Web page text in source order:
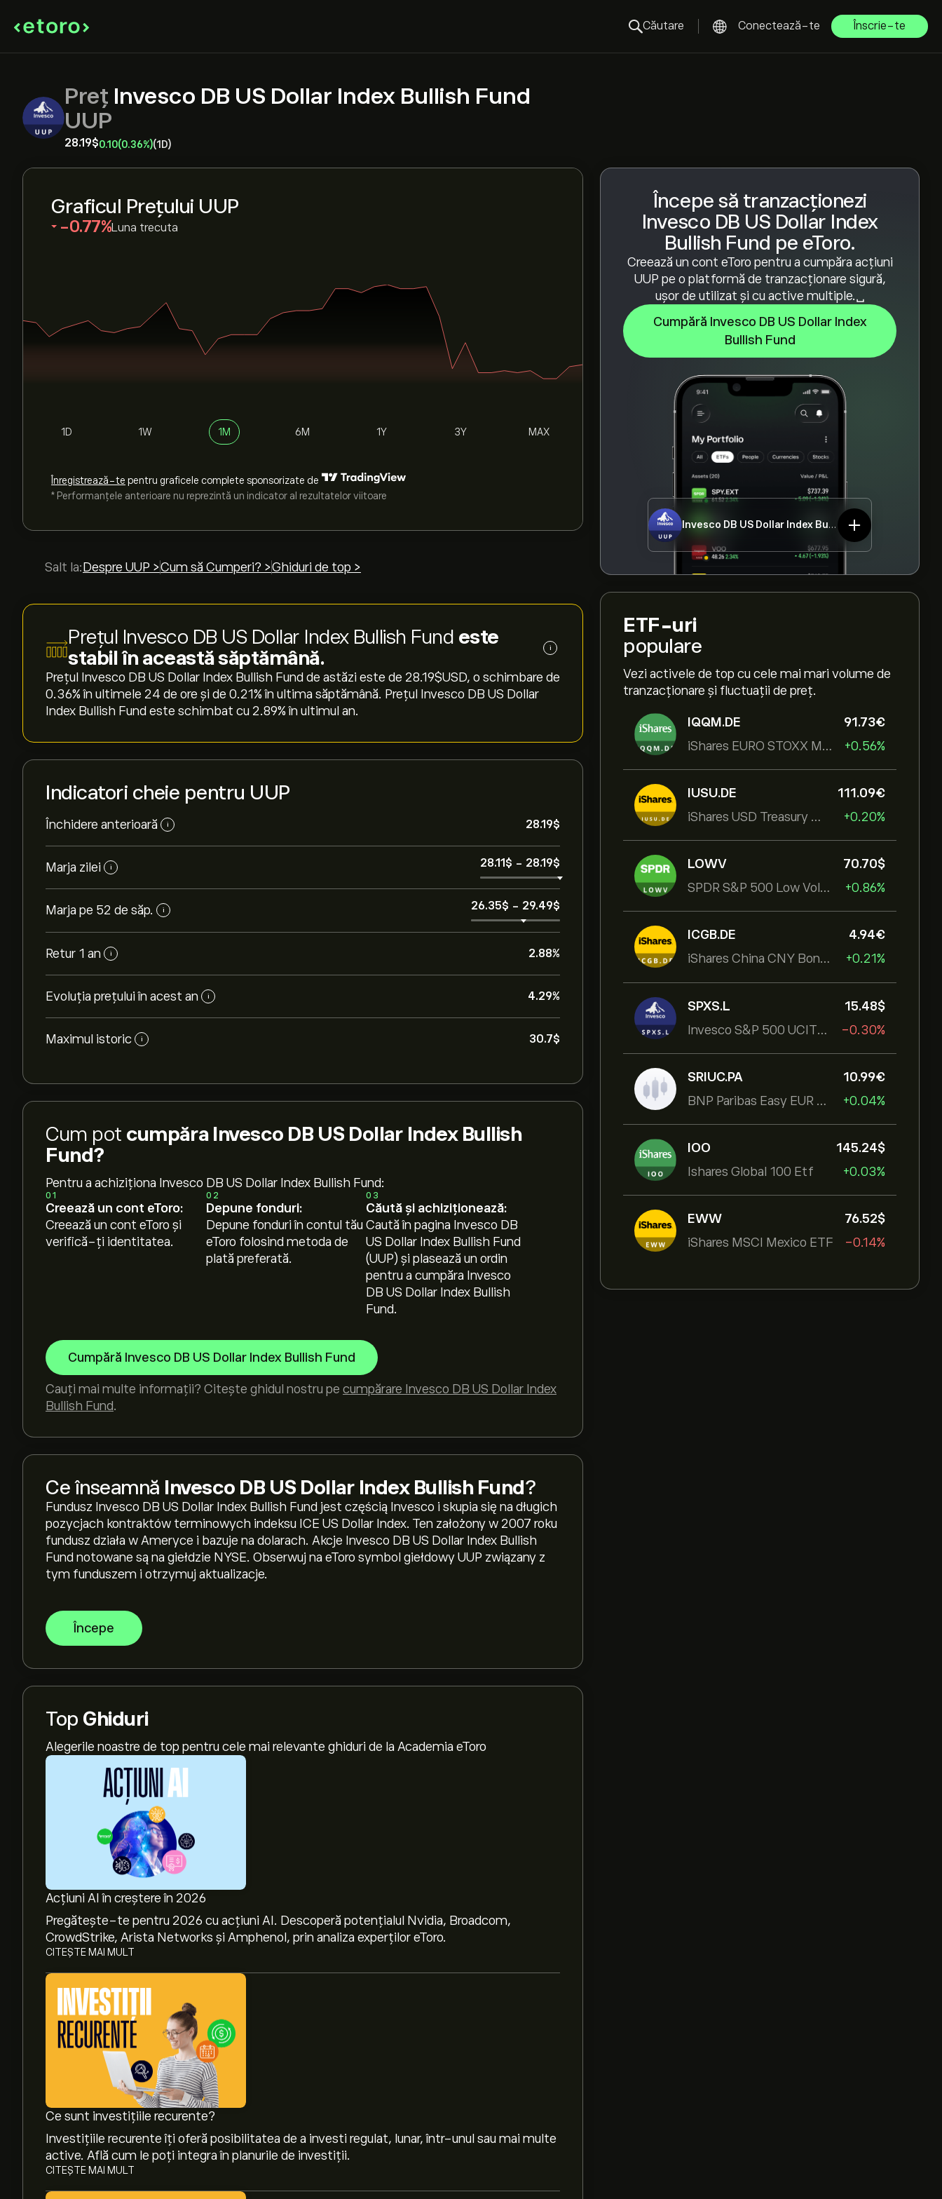
Căutare Conectează-te Înscrie-te
Preț Invesco DB US Dollar Index Bullish Fund
UUP
28.19‎$‎0.10(0.36%)(1D)
Începe să tranzacționezi
Invesco DB US Dollar Index
Bullish Fund pe eToro.
Creează un cont eToro pentru a cumpăra acțiuni
UUP pe o platformă de tranzacționare sigură,
ușor de utilizat și cu active multiple.␣
Cumpără Invesco DB US Dollar Index
Bullish Fund
Invesco DB US Dollar Index Bullish Fund
ETF-uri
populare
Vezi activele de top cu cele mai mari volume de
tranzacționare și fluctuații de preț.
IQQM.DE
iShares EURO STOXX Mid UCITS ETF
91.73‎€‎
+0.56%
IUSU.DE
iShares USD Treasury Bond 1-3yr UCITS ETF
111.09‎€‎
+0.20%
LOWV
SPDR S&P 500 Low Volatility UCITS ETF
70.70‎$‎
+0.86%
ICGB.DE
iShares China CNY Bond UCITS ETF
4.94‎€‎
+0.21%
SPXS.L
Invesco S&P 500 UCITS ETF
15.48‎$‎
-0.30%
SRIUC.PA
BNP Paribas Easy EUR Corp Bond SRI Fossil Free Ult
10.99‎€‎
+0.04%
IOO
Ishares Global 100 Etf
145.24‎$‎
+0.03%
EWW
iShares MSCI Mexico ETF
76.52‎$‎
-0.14%
Graficul Prețului UUP
‎-0.77‎ Luna trecuta
1D 1W 1M 6M 1Y 3Y MAX
Înregistrează-te pentru graficele complete sponsorizate de
* Performanțele anterioare nu reprezintă un indicator al rezultatelor viitoare
Salt la: Despre UUP >Cum să Cumperi? >Ghiduri de top >
Prețul Invesco DB US Dollar Index Bullish Fund este
stabil în această săptămână.
i
Prețul Invesco DB US Dollar Index Bullish Fund de astăzi este de 28.19‎$‎USD, o schimbare de
‎0.36‎% în ultimele 24 de ore și de ‎0.21‎% în ultima săptămână. Prețul Invesco DB US Dollar
Index Bullish Fund este schimbat cu ‎2.89‎% în ultimul an.
Indicatori cheie pentru UUP
Închidere anterioară i 28.19‎$‎
Marja zilei i 28.11‎$‎ - 28.19‎$‎
Marja pe 52 de săp. i 26.35‎$‎ - 29.49‎$‎
Retur 1 an i 2.88%
Evoluția prețului în acest an i 4.29%
Maximul istoric i 30.7‎$‎
Cum pot cumpăra Invesco DB US Dollar Index Bullish
Fund?
Pentru a achiziționa Invesco DB US Dollar Index Bullish Fund:
01
Creează un cont eToro:
Creează un cont eToro și
verifică-ți identitatea.
02
Depune fonduri:
Depune fonduri în contul tău
eToro folosind metoda de
plată preferată.
03
Căută și achiziționează:
Caută în pagina Invesco DB
US Dollar Index Bullish Fund
(UUP) și plasează un ordin
pentru a cumpăra Invesco
DB US Dollar Index Bullish
Fund.
Cumpără Invesco DB US Dollar Index Bullish Fund
Cauți mai multe informații? Citește ghidul nostru pe cumpărare Invesco DB US Dollar Index
Bullish Fund.
Ce înseamnă Invesco DB US Dollar Index Bullish Fund?
Fundusz Invesco DB US Dollar Index Bullish Fund jest częścią Invesco i skupia się na długich
pozycjach kontraktów terminowych indeksu ICE US Dollar Index. Ten założony w 2007 roku
fundusz działa w Ameryce i bazuje na dolarach. Akcje Invesco DB US Dollar Index Bullish
Fund notowane są na giełdzie NYSE. Obserwuj na eToro symbol giełdowy UUP związany z
tym funduszem i otrzymuj aktualizacje.
Începe
Top Ghiduri
Alegerile noastre de top pentru cele mai relevante ghiduri de la Academia eToro
Acțiuni AI în creștere în 2026
Pregătește-te pentru 2026 cu acțiuni AI. Descoperă potențialul Nvidia, Broadcom,
CrowdStrike, Arista Networks și Amphenol, prin analiza experților eToro.
CITEȘTE MAI MULT
Ce sunt investițiile recurente?
Investițiile recurente îți oferă posibilitatea de a investi regulat, lunar, într-unul sau mai multe
active. Află cum le poți integra în planurile de investiții.
CITEȘTE MAI MULT